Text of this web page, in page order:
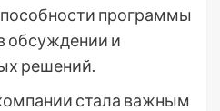
программы
обсуждении и
решений.
стала важным